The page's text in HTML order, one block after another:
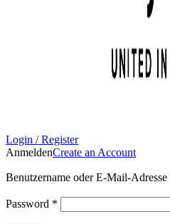
Login / Register
AnmeldenCreate an Account
Benutzername oder E-Mail-Adresse
Password *